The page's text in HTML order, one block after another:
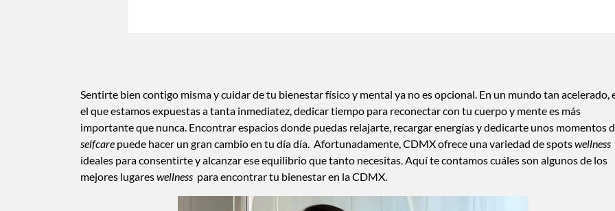
Sentirte bien contigo misma y cuidar de tu bienestar físico y mental ya no es opcional. En un mundo tan acelerado,
el que estamos expuestas a tanta inmediatez, dedicar tiempo para reconectar con tu cuerpo y mente es más
importante que nunca. Encontrar espacios donde puedas relajarte, recargar energías y dedicarte unos momentos
selfcare puede hacer un gran cambio en tu día día. Afortunadamente, CDMX ofrece una variedad de spotswellness
ideales para consentirte y alcanzar ese equilibrio que tanto necesitas. Aquí te contamos cuáles son algunos de los
mejores lugareswellness para encontrar tu bienestar en la CDMX.